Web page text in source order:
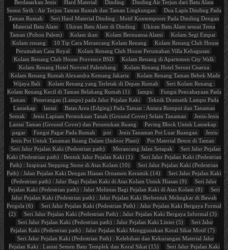
Berdasarkan Jenis Hard Material Dinding
Dinding Air Terjun dari Batu Alam
Susun Sirih : Air Terjun Taman Rumah dan Taman Lingkungan
Dua Lapis Dinding Pada
Taman Rumah
Seri Hard Material Dinding : Motif Kontemporer Pada Dinding Dengan
Material Batu Alam
Ukiran Batu Alam di Dinding
Ukiran Batu Alam sesuai Tema
Taman (Pohon Palem)
Kolam ikan Kolam Bernuansa Alami
Kolam Segi Empat
Kolam renang
10 Tip Cara Merancang Kolam Renang
Kolam Renang Club House
Perumahan Casa Royal
Kolam Renang Club House Perumahan Villa Kebagusan
Kolam Renang Club House Provence BSD
Kolam Renang di Apartemen City Walk
Kolam Renang Hotel Novotel Palembang
Kolam Renang Hotel Seruni Cisarua
Kolam Renang Rumah Alexandra Kemang Jakarta
Kolam Renang Taman Bebek Made
Wijaya Bali
Kolam Renang yang Terletak di Depan Rumah
Seri Kolam Renang :
Kolam Renang Kecil di Taman Belakang Rumah (1)
lampu
Fungsi Pencahayaan Pada
Taman
Penerangan (Lampu) pada Jalur Pejalan Kaki
Teknik Dramatik Lampu Pada
Lansekap
lantai
Batas Area (Edging) Pada Taman : Antara Rumput dan Tanaman
Semak
Jenis Lapisan Permukaan Tanah (Ground Cover) Selain Tanaman
Jenis-Jenis
Lantai Taman (Ground Cover) dan Peruntukan Ruang
Paving Block Untuk Lansekap
pagar
Fungsi Pagar Pada Rumah pot Jenis Tanaman Pot Luar Ruangan
Jenis-
Jenis Pot Untuk Tanaman Ruang Dalam (Indoor Plant)
Pot Material Beton di Taman
Seri Jalur Pejalan Kaki (Pedestrian path)
Merancang Jalan Setapak
Seri Jalur Pejalan
Kaki (Pedestrian path) : Bentuk Jalur Pejalan Kaki (1)
Seri Jalur Pejalan Kaki (Pedestrian
Path) : Inspirasi Stepping Stone di Atas Kolam (10)
Seri Jalur Pejalan Kaki (Pedestrian
Path) : Jalan Pejalan Kaki Dengan Hiasan Ornamen Keramik (14)
Seri Jalur Pejalan Kaki
(Pedestrian path) : Jalur Bagi Pejalan Kaki di Atas Kolam Untuk Hiasan (9)
Seri Jalur
Pejalan Kaki (Pedestrian path) : Jalur Melintas Bagi Pejalan Kaki di Atas Kolam (8)
Seri
Jalur Pejalan Kaki (Pedestrian path) : Jalur Pejalan Kaki Berbentuk Melingkar di Bawah
Pergola (6)
Seri Jalur Pejalan Kaki (Pedestrian Path) : Jalur Pejalan Kaki Bergaya Formal
(2)
Seri Jalur Pejalan Kaki (Pedestrian Path) : Jalur Pejalan Kaki Bergaya Informal (3)
Seri Jalur Pejalan Kaki (Pedestrian path) : Jalur Pejalan Kaki Linier (5)
Seri Jalur
Pejalan Kaki (Pedestrian path) : Jalur Pejalan Kaki Menggunakan Koral Sikat Motif (7)
Seri Jalur Pejalan Kaki (Pedestrian Path) : Kelebihan dan Kekurangan Material Jalur
Pejalan Kaki : Lantai Semen Batu Templek dan Koral Sikat (15)
Seri Jalur Pejalan Kaki